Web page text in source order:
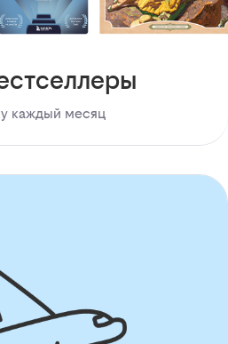
каждый месяц